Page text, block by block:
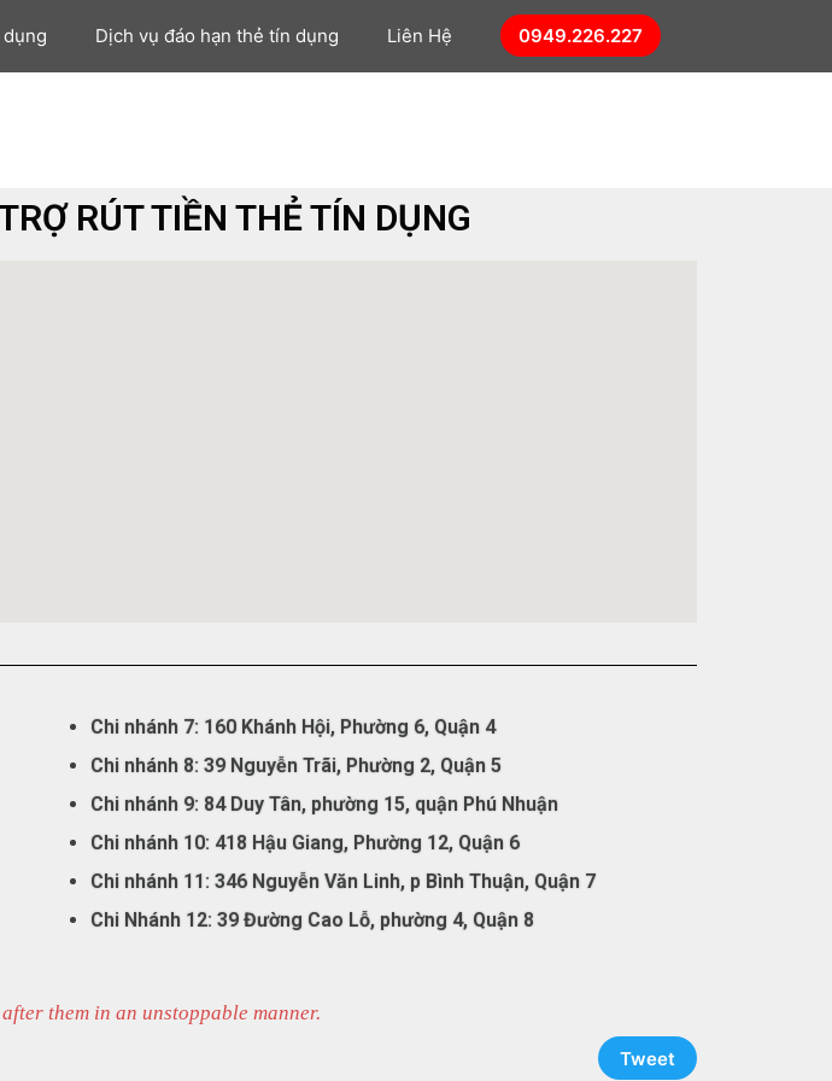
Dịch vụ đáo hạn thẻ tín dụng Liên Hệ 0949.226.227
RÚT TIỀN THẺ TÍN DỤNG
Chi nhánh 7: 160 Khánh Hội, Phường 6, Quận 4
Chi nhánh 8: 39 Nguyễn Trãi, Phường 2, Quận 5
Chi nhánh 9: 84 Duy Tân, phường 15, quận Phú Nhuận
Chi nhánh 10: 418 Hậu Giang, Phường 12, Quận 6
Chi nhánh 11: 346 Nguyễn Văn Linh, p Bình Thuận, Quận 7
Chi Nhánh 12: 39 Đường Cao Lỗ, phường 4, Quận 8
them in an unstoppable manner.
Tweet